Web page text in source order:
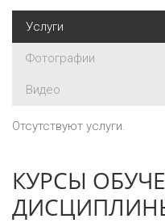
Услуги
Фотографии
Видео
Отсутствуют услуги.
КУРСЫ